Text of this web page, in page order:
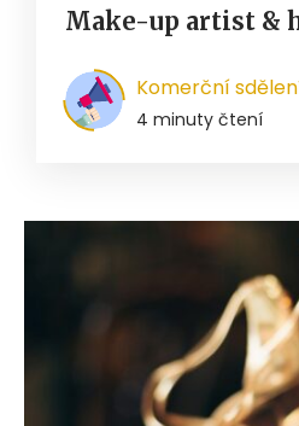
Make-up artist &
Komerční
4 minuty čtení